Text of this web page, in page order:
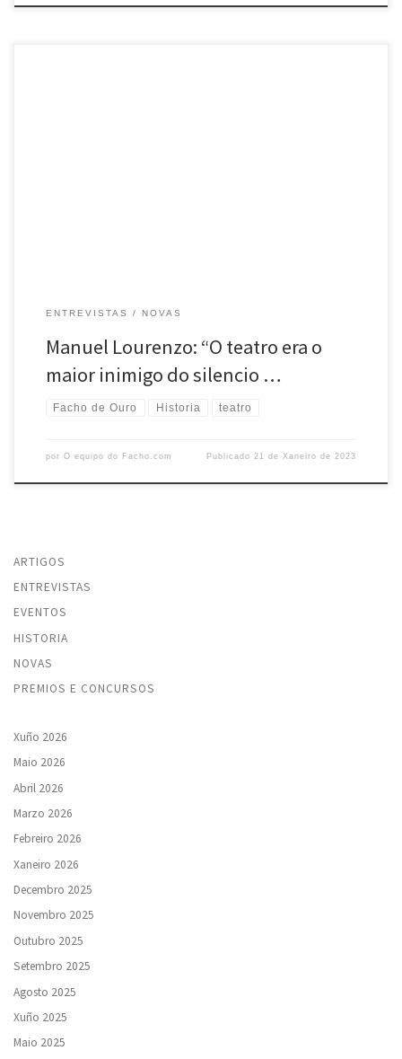
ENTREVISTAS NOVAS
Manuel Lourenzo: “O teatro era o
maior inimigo do silencio …
Facho de Ouro Historia teatro
por O equipo do Facho.com Publicado21 de Xaneiro de 2023
ARTIGOS
ENTREVISTAS
EVENTOS
HISTORIA
NOVAS
PREMIOS E CONCURSOS
Xuño 2026
Maio 2026
Abril 2026
Marzo 2026
Febreiro 2026
Xaneiro 2026
Decembro 2025
Novembro 2025
Outubro 2025
Setembro 2025
Agosto 2025
Xuño 2025
Maio 2025